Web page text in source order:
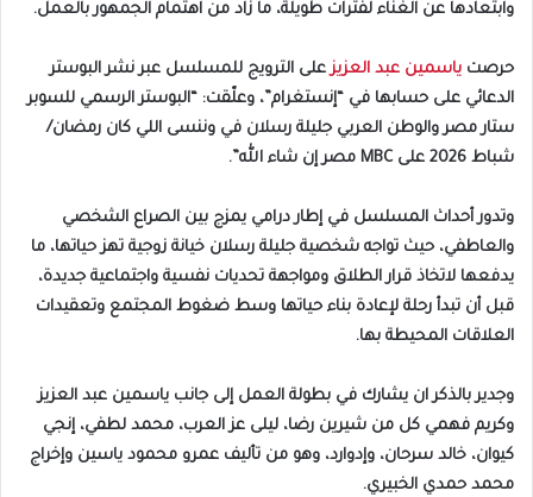
وابتعادها عن الغناء لفترات طويلة، ما زاد من اهتمام الجمهور بالعمل.
حرصت ياسمين عبد العزيزعلى الترويج للمسلسل عبر نشر البوستر
الدعائي على حسابها في “إنستغرام”، وعلّقت: “البوستر الرسمي للسوبر
ستار مصر والوطن العربي جليلة رسلان في وننسى اللي كان رمضان/
شباط 2026 على MBC مصر إن شاء الله”.
وتدور أحداث المسلسل في إطار درامي يمزج بين الصراع الشخصي
والعاطفي، حيث تواجه شخصية جليلة رسلان خيانة زوجية تهز حياتها، ما
يدفعها لاتخاذ قرار الطلاق ومواجهة تحديات نفسية واجتماعية جديدة،
قبل أن تبدأ رحلة لإعادة بناء حياتها وسط ضغوط المجتمع وتعقيدات
العلاقات المحيطة بها.
وجدير بالذكر ان يشارك في بطولة العمل إلى جانب ياسمين عبد العزيز
وكريم فهمي كل من شيرين رضا، ليلى عز العرب، محمد لطفي، إنجي
كيوان، خالد سرحان، وإدوارد، وهو من تأليف عمرو محمود ياسين وإخراج
محمد حمدي الخبيري.